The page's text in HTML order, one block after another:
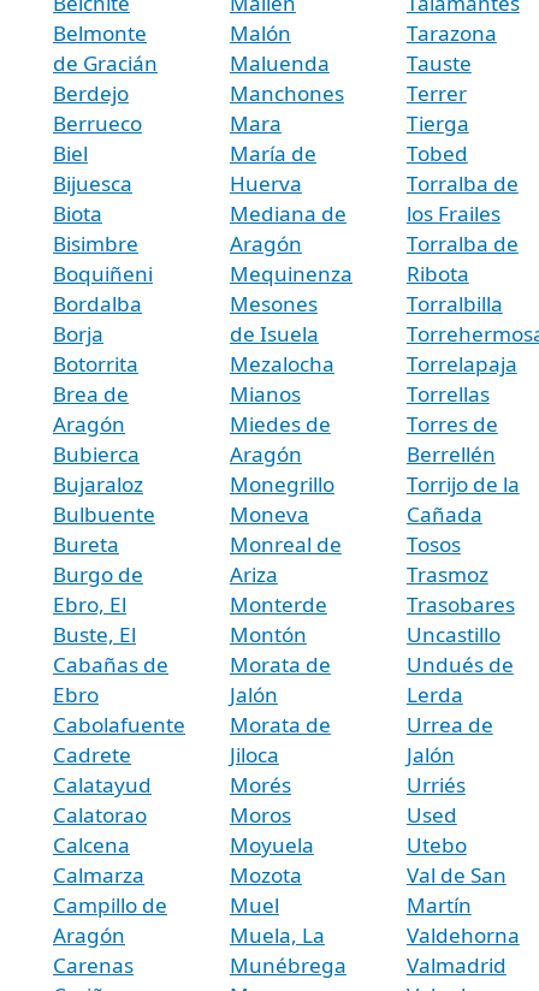
Belmonte
de Gracián
Berdejo
Berrueco
Biel
Bijuesca
Biota
Bisimbre
Boquiñeni
Bordalba
Borja
Botorrita
Brea de
Aragón
Bubierca
Bujaraloz
Bulbuente
Bureta
Burgo de
Ebro, El
Buste, El
Cabañas de
Ebro
Cabolafuente
Cadrete
Calatayud
Calatorao
Calcena
Calmarza
Campillo de
Aragón
Carenas
Malón
Maluenda
Manchones
Mara
María de
Huerva
Mediana de
Aragón
Mequinenza
Mesones
de Isuela
Mezalocha
Mianos
Miedes de
Aragón
Monegrillo
Moneva
Monreal de
Ariza
Monterde
Montón
Morata de
Jalón
Morata de
Jiloca
Morés
Moros
Moyuela
Mozota
Muel
Muela, La
Munébrega
Tarazona
Tauste
Terrer
Tierga
Tobed
Torralba de
los Frailes
Torralba de
Ribota
Torralbilla
Torrelapaja
Torrellas
Torres de
Berrellén
Torrijo de la
Cañada
Tosos
Trasmoz
Trasobares
Uncastillo
Undués de
Lerda
Urrea de
Jalón
Urriés
Used
Utebo
Val de San
Martín
Valdehorna
Valmadrid